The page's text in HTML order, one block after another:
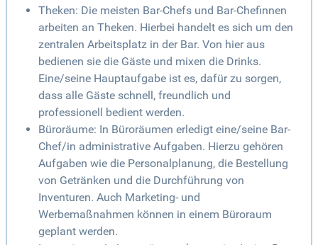
Theken: Die meisten Bar-Chefs und Bar-Chefinnen
arbeiten an Theken. Hierbei handelt es sich um den
zentralen Arbeitsplatz in der Bar. Von hier aus
bedienen sie die Gäste und mixen die Drinks.
Eine/seine Hauptaufgabe ist es, dafür zu sorgen,
dass alle Gäste schnell, freundlich und
professionell bedient werden.
Büroräume: In Büroräumen erledigt eine/seine Bar-
Chef/in administrative Aufgaben. Hierzu gehören
Aufgaben wie die Personalplanung, die Bestellung
von Getränken und die Durchführung von
Inventuren. Auch Marketing- und
Werbemaßnahmen können in einem Büroraum
geplant werden.